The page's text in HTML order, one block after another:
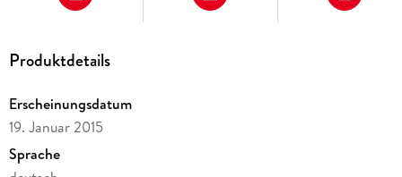
Produktdetails
Erscheinungsdatum
19. Januar 2015
Sprache